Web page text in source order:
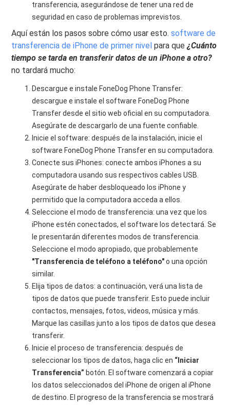
transferencia, asegurándose de tener una red de
seguridad en caso de problemas imprevistos.
Aquí están los pasos sobre cómo usar esto.software de
transferencia de iPhone de primer nivel para que¿Cuánto
tiempo se tarda en transferir datos de un iPhone a otro?
no tardará mucho:
Descargue e instale FoneDog Phone Transfer:
descargue e instale el software FoneDog Phone
Transfer desde el sitio web oficial en su computadora.
Asegúrate de descargarlo de una fuente confiable.
Inicie el software: después de la instalación, inicie el
software FoneDog Phone Transfer en su computadora.
Conecte sus iPhones: conecte ambos iPhones a su
computadora usando sus respectivos cables USB.
Asegúrate de haber desbloqueado los iPhone y
permitido que la computadora acceda a ellos.
Seleccione el modo de transferencia: una vez que los
iPhone estén conectados, el software los detectará. Se
le presentarán diferentes modos de transferencia.
Seleccione el modo apropiado, que probablemente
"Transferencia de teléfono a teléfono"o una opción
similar.
Elija tipos de datos: a continuación, verá una lista de
tipos de datos que puede transferir. Esto puede incluir
contactos, mensajes, fotos, videos, música y más.
Marque las casillas junto a los tipos de datos que desea
transferir.
Inicie el proceso de transferencia: después de
seleccionar los tipos de datos, haga clic en “Iniciar
Transferencia” botón. El software comenzará a copiar
los datos seleccionados del iPhone de origen al iPhone
de destino. El progreso de la transferencia se mostrará